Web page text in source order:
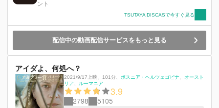
ント
TSUTAYA DISCASで今すぐ見る
配信中の動画配信サービスをもっと見る
アイダよ、何処へ？
2021/9/17上映 101分 ボスニア・ヘルツェゴビナ
オースト
リア
ルーマニア
3.9
2798 5105